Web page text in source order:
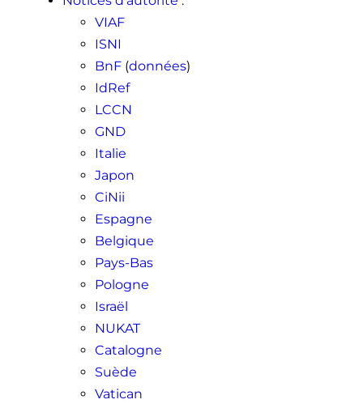
VIAF
ISNI
BnF(données)
IdRef
LCCN
GND
Italie
Japon
CiNii
Espagne
Belgique
Pays-Bas
Pologne
Israël
NUKAT
Catalogne
Suède
Vatican